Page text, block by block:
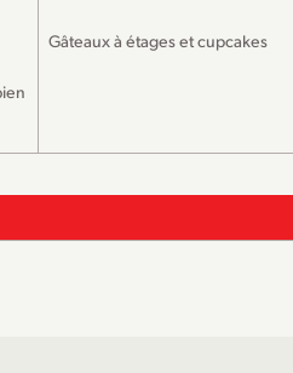
Gâteaux à étages et cupcakes